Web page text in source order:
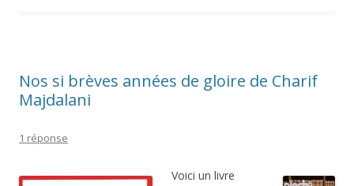
Nos si brèves années de gloire de Charif
Majdalani
1 réponse
Voici un livre